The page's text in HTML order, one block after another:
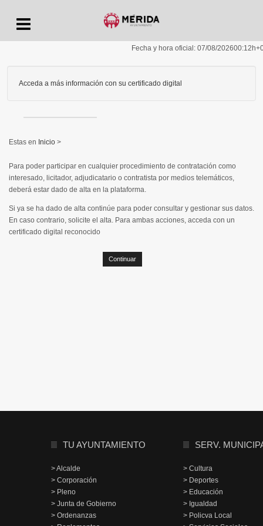
Fecha y hora oficial: 07/08/202600:12h
Acceda a más información con su certificado digital
Inicio >
Para poder participar en cualquier procedimiento de contratación como
interesado, licitador, adjudicatario o contratista por medios telemáticos,
deberá estar dado de alta en la plataforma.
Si ya se ha dado de alta continúe para poder consultar y gestionar sus datos.
En caso contrario, solicite el alta. Para ambas acciones, acceda con un
certificado digital reconocido
Continuar
TU AYUNTAMIENTO
> Alcalde
> Corporación
> Pleno
> Junta de Gobierno
> Ordenanzas
SERV.
> Cultura
> Deportes
> Educación
> Igualdad
> Policva Local